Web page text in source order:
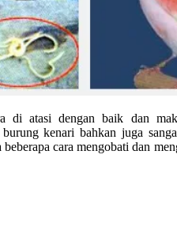
di atasi dengan baik dan
kenari bahkan juga
cara mengobati dan